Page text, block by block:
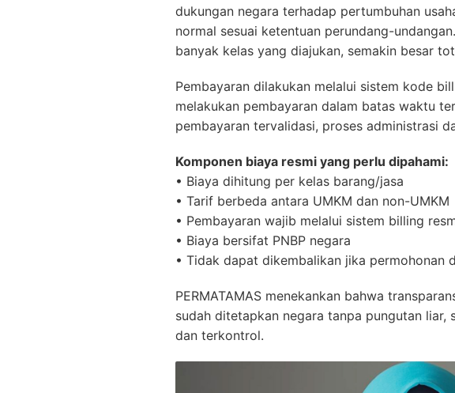
dukungan negara terhadap pertumbuhan
normal sesuai ketentuan perundang-
banyak kelas yang diajukan, semakin besar
Pembayaran dilakukan melalui sistem kode
melakukan pembayaran dalam batas waktu
pembayaran tervalidasi, proses administrasi
Komponen biaya resmi yang perlu dipahami:
• Biaya dihitung per kelas barang/jasa
• Tarif berbeda antara UMKM dan non-UMKM
• Pembayaran wajib melalui sistem billing
• Biaya bersifat PNBP negara
• Tidak dapat dikembalikan jika permohonan
PERMATAMAS menekankan bahwa
sudah ditetapkan negara tanpa pungutan liar,
dan terkontrol.